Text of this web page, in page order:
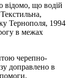
відомо, що водій
Тернополя, 1994
в межах
черепно-
доправлено в